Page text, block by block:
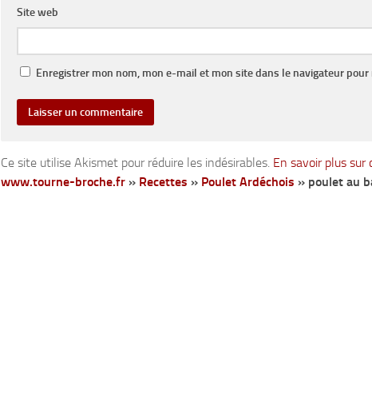
Site web
Enregistrer mon nom, mon e-mail et mon site dans le navigateur
Ce site utilise Akismet pour réduire les indésirables. En savoir plus
www.tourne-broche.fr » Recettes » Poulet Ardéchois » poulet au